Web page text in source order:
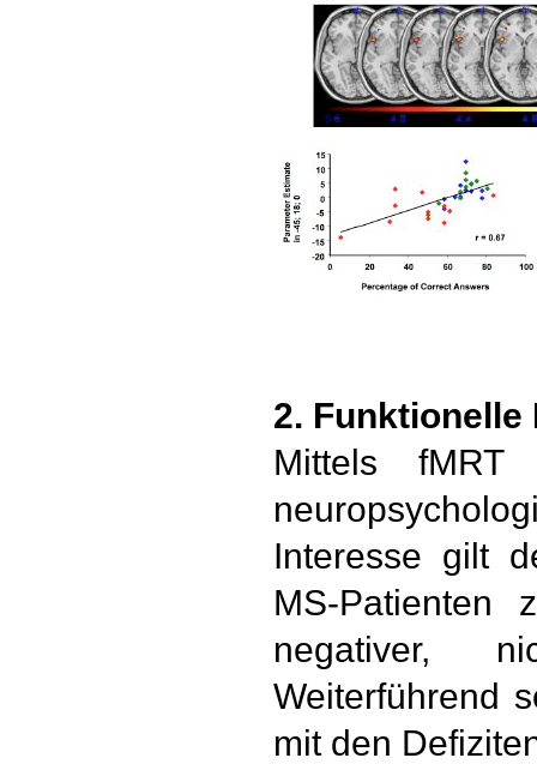
2.
Mittels
Interesse gilt
MS-Patienten
negativer,
Weiterführend
mit den